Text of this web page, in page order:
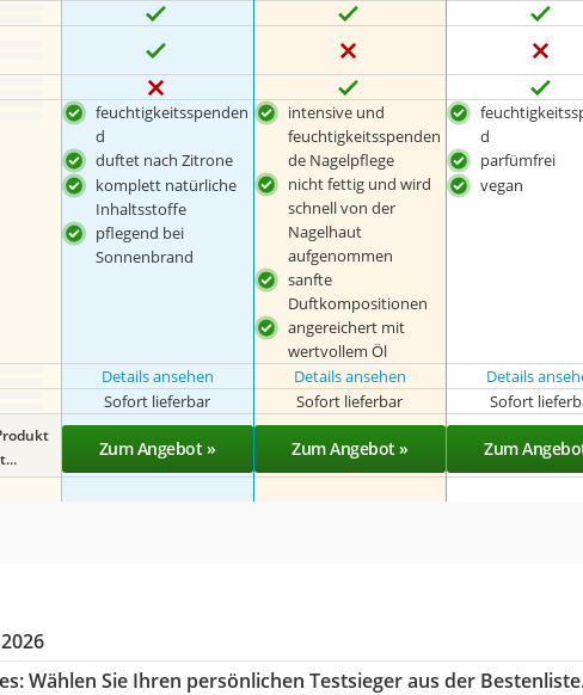
feuchtigkeitsspenden
d
duftet nach Zitrone
komplett natürliche
Inhaltsstoffe
pflegend bei
Sonnenbrand
intensive und
feuchtigkeitsspenden
de Nagelpflege
nicht fettig und wird
schnell von der
Nagelhaut
aufgenommen
sanfte
Duftkompositionen
angereichert mit
wertvollem Öl
d
parfümfrei
vegan
Details ansehen Details ansehen Details
Sofort lieferbar Sofort lieferbar Sofort
Zum Angebot » Zum Angebot » Zum
Wählen Sie Ihren persönlichen Testsieger aus der